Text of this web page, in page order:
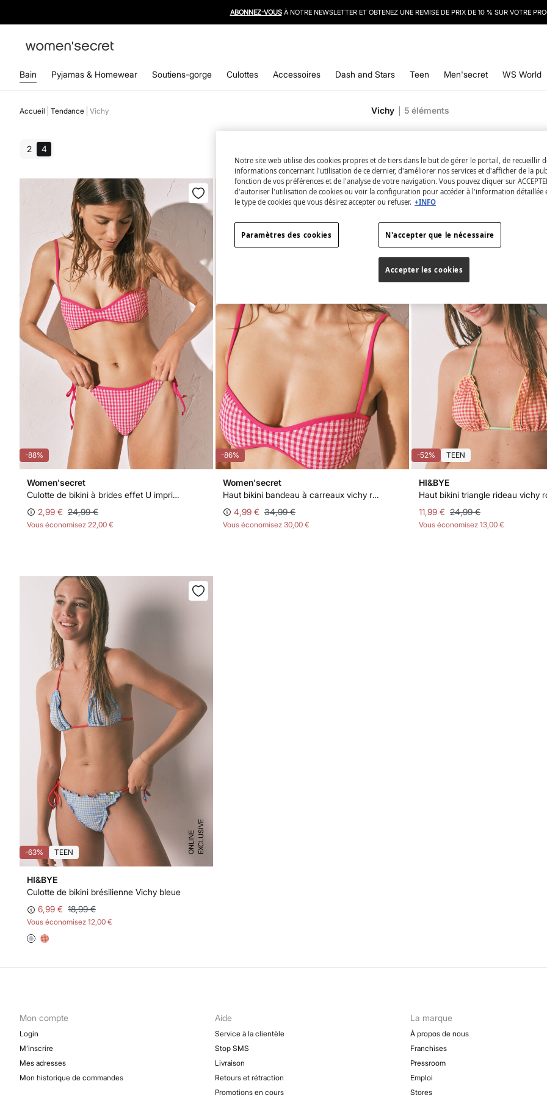
LIVRAISON GRATUITE À DOMICILE DÈS 50 €
Bain Pyjamas & Homewear Soutiens-gorge Culottes Accessoires Dash and Stars Teen Men'secret WS World
Accueil Tendance Vichy Vichy 5 éléments
2 4
-88%
Women'secret
Culotte de bikini à brides effet U imprimé vichy rose
2,99 € 24,99 €
Vous économisez 22,00 €
-86%
Women'secret
Haut bikini bandeau à carreaux vichy rose lurex
4,99 € 34,99 €
Vous économisez 30,00 €
-52% TEEN
HI&BYE
Haut bikini triangle rideau vichy
11,99 € 24,99 €
Vous économisez 13,00 €
-63% TEEN E
X
C
L
U
S I
V
E
O
N
L
I
N
E
HI&BYE
Culotte de bikini brésilienne Vichy bleue
6,99 € 18,99 €
Vous économisez 12,00 €
Mon compte
Login
M’inscrire
Mes adresses
Mon historique de commandes
Aide
Service à la clientèle
Stop SMS
Livraison
Retours et rétraction
Promotions en cours
La marque
À propos de nous
Franchises
Pressroom
Emploi
Stores
Notre site web utilise des cookies propres et de tiers dans le but de gérer le portail, de recueillir
informations concernant l'utilisation de ce dernier, d'améliorer nos services et d'afficher de la
fonction de vos préférences et de l'analyse de votre navigation. Vous pouvez cliquer sur
d'autoriser l'utilisation de cookies ou voir la configuration pour accéder à l'information détaillée
le type de cookies que vous désirez accepter ou refuser. +INFO
N'accepter que le nécessaire
Accepter les cookies
Paramètres des cookies